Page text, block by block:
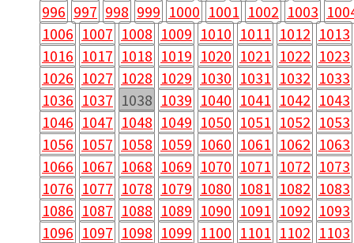
996 997 998 999 1000 1001 1002 1003
1006 1007 1008 1009 1010 1011 1012 1013
1016 1017 1018 1019 1020 1021 1022 1023
1026 1027 1028 1029 1030 1031 1032 1033
1036 1037 1038 1039 1040 1041 1042 1043
1046 1047 1048 1049 1050 1051 1052 1053
1056 1057 1058 1059 1060 1061 1062 1063
1066 1067 1068 1069 1070 1071 1072 1073
1076 1077 1078 1079 1080 1081 1082 1083
1086 1087 1088 1089 1090 1091 1092 1093
1096 1097 1098 1099 1100 1101 1102 1103